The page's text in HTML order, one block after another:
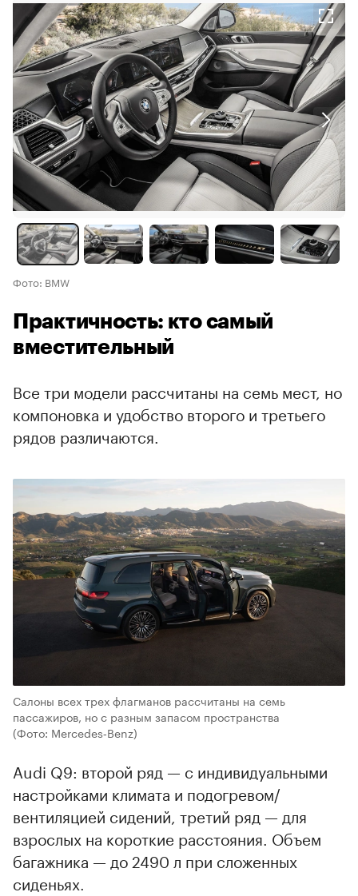
Фото: BMW
Практичность: кто самый
вместительный
Все три модели рассчитаны на семь мест, но
компоновка и удобство второго и третьего
рядов различаются.
Салоны всех трех флагманов рассчитаны на семь
пассажиров, но с разным запасом пространства
(Фото: Mercedes‑Benz)
Audi Q9: второй ряд — с индивидуальными
настройками климата и подогревом/
вентиляцией сидений, третий ряд — для
взрослых на короткие расстояния. Объем
багажника — до 2490 л при сложенных
сиденьях.